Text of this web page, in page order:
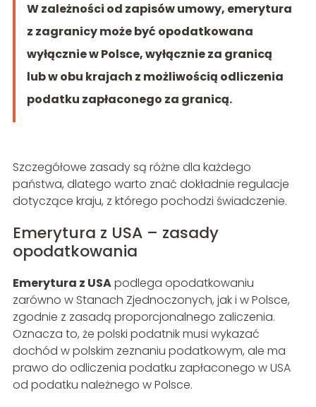
W zależności od zapisów umowy, emerytura
z zagranicy może być opodatkowana
wyłącznie w Polsce, wyłącznie za granicą
lub w obu krajach z możliwością odliczenia
podatku zapłaconego za granicą.
Szczegółowe zasady są różne dla każdego
państwa, dlatego warto znać dokładnie regulacje
dotyczące kraju, z którego pochodzi świadczenie.
Emerytura z USA – zasady
opodatkowania
Emerytura z USApodlega opodatkowaniu
zarówno w Stanach Zjednoczonych, jak i w Polsce,
zgodnie z zasadą proporcjonalnego zaliczenia.
Oznacza to, że polski podatnik musi wykazać
dochód w polskim zeznaniu podatkowym, ale ma
prawo do odliczenia podatku zapłaconego w USA
od podatku należnego w Polsce.